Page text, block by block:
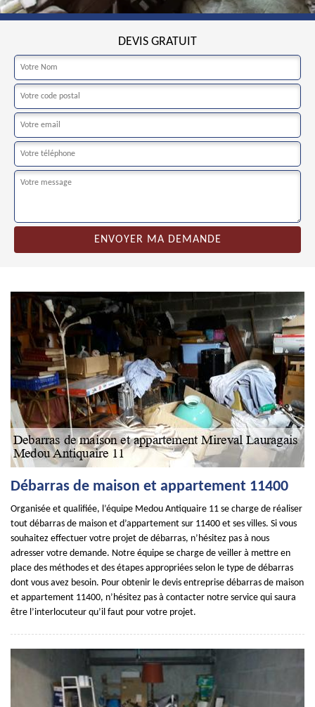
DEVIS GRATUIT
Débarras de maison et appartement 11400
Organisée et qualifiée, l’équipe Medou Antiquaire 11 se charge de réaliser
tout débarras de maison et d’appartement sur 11400 et ses villes. Si vous
souhaitez effectuer votre projet de débarras, n’hésitez pas à nous
adresser votre demande. Notre équipe se charge de veiller à mettre en
place des méthodes et des étapes appropriées selon le type de débarras
dont vous avez besoin. Pour obtenir le devis entreprise débarras de maison
et appartement 11400, n’hésitez pas à contacter notre service qui saura
être l’interlocuteur qu’il faut pour votre projet.